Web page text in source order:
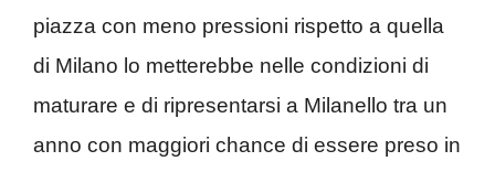
piazza con meno pressioni rispetto a quella
di Milano lo metterebbe nelle condizioni di
maturare e di ripresentarsi a Milanello tra un
anno con maggiori chance di essere preso in